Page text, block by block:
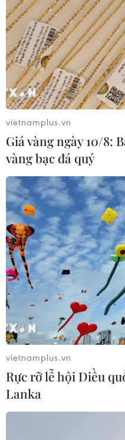
vietnamplus.vn
Giá vàng ngày 10/8:
vàng bạc đá quý
vietnamplus.vn
Rực rỡ lễ hội Diều
Lanka